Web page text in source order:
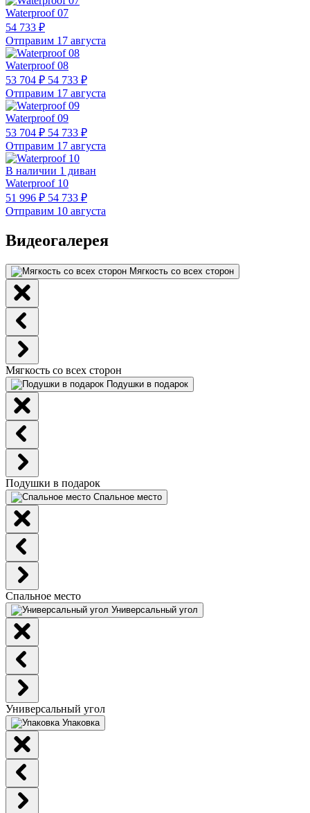
Waterproof 07
54 733 ₽
Отправим 17 августа
Waterproof 08
53 704 ₽ 54 733 ₽
Отправим 17 августа
Waterproof 09
53 704 ₽ 54 733 ₽
Отправим 17 августа
В наличии 1 диван
Waterproof 10
51 996 ₽ 54 733 ₽
Отправим 10 августа
Видеогалерея
Мягкость со всех сторон
Мягкость со всех сторон
Подушки в подарок
Подушки в подарок
Спальное место
Спальное место
Универсальный угол
Универсальный угол
Упаковка